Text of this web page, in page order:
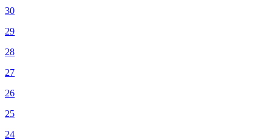
30
29
28
27
26
25
24